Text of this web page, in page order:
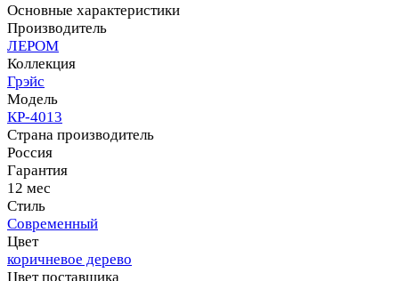
Основные характеристики
Производитель
ЛЕРОМ
Коллекция
Грэйс
Модель
КР-4013
Страна производитель
Россия
Гарантия
12 мес
Стиль
Современный
Цвет
коричневое дерево
Цвет поставщика